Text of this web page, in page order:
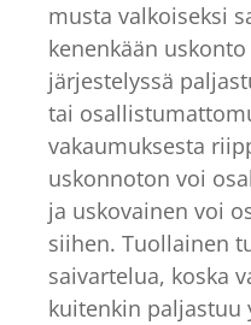
musta valkoiseksi
kenenkään
järjestelyssä
tai
vakaumuksesta
uskonnoton voi
ja uskovainen voi
siihen. Tuollainen
saivartelua, koska
kuitenkin paljastuu